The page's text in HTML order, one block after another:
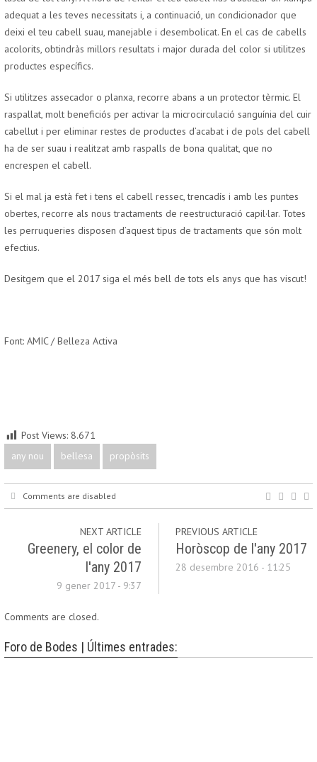
adequat a les teves necessitats i, a continuació, un condicionador que
deixi el teu cabell suau, manejable i desembolicat. En el cas de cabells
acolorits, obtindràs millors resultats i major durada del color si utilitzes
productes específics.
Si utilitzes assecador o planxa, recorre abans a un protector tèrmic. El
raspallat, molt beneficiós per activar la microcirculació sanguínia del cuir
cabellut i per eliminar restes de productes d’acabat i de pols del cabell
ha de ser suau i realitzat amb raspalls de bona qualitat, que no
encrespen el cabell.
Si el mal ja està fet i tens el cabell ressec, trencadís i amb les puntes
obertes, recorre als nous tractaments de reestructuració capil·lar. Totes
les perruqueries disposen d’aquest tipus de tractaments que són molt
efectius.
Desitgem que el 2017 siga el més bell de tots els anys que has viscut!
Font: AMIC / Belleza Activa
Post Views: 8.671
any nou
bellesa propòsits
Comments are disabled
NEXT ARTICLE
Greenery, el color de
l'any 2017
9 gener 2017 - 9:37
PREVIOUS ARTICLE
Horòscop de l'any 2017
28 desembre 2016 - 11:25
Comments are closed.
Foro de Bodes | Últimes entrades: